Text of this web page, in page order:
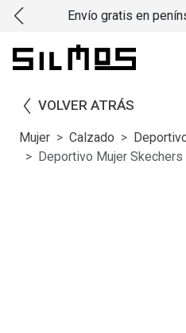
Envío gratis en
VOLVER ATRÁS
Mujer Calzado
Deportivo Mujer